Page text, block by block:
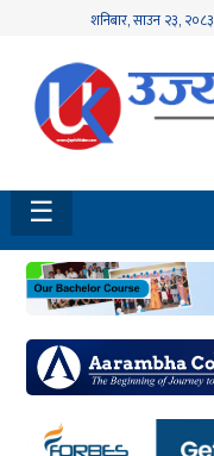
शनिबार,साउन २३, २०८३
होमपेज
नवलपुर
विशेष
मध्य
नेपाल
चितवन
सेरोफेरो
समाचार
☰